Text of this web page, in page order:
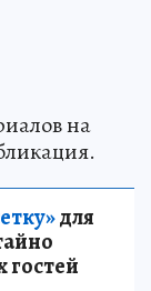
на
для
гостей